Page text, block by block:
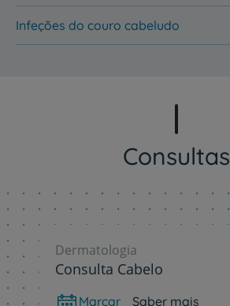
Infeções do couro cabeludo
Consultas
Dermatologia
Consulta Cabelo
Marcar Saber mais